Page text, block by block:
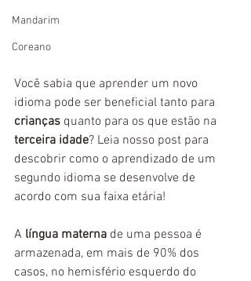
Mandarim
Coreano
Você sabia que aprender um novo
idioma pode ser beneficial tanto para
crianças quanto para os que estão na
terceira idade? Leia nosso post para
descobrir como o aprendizado de um
segundo idioma se desenvolve de
acordo com sua faixa etária!
A língua materna de uma pessoa é
armazenada, em mais de 90% dos
casos, no hemisfério esquerdo do